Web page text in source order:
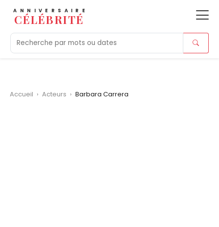
ANNIVERSAIRE
CÉLÉBRITÉ
Aujourd'hui Tendances Morts
Accueil › Acteurs › Barbara Carrera